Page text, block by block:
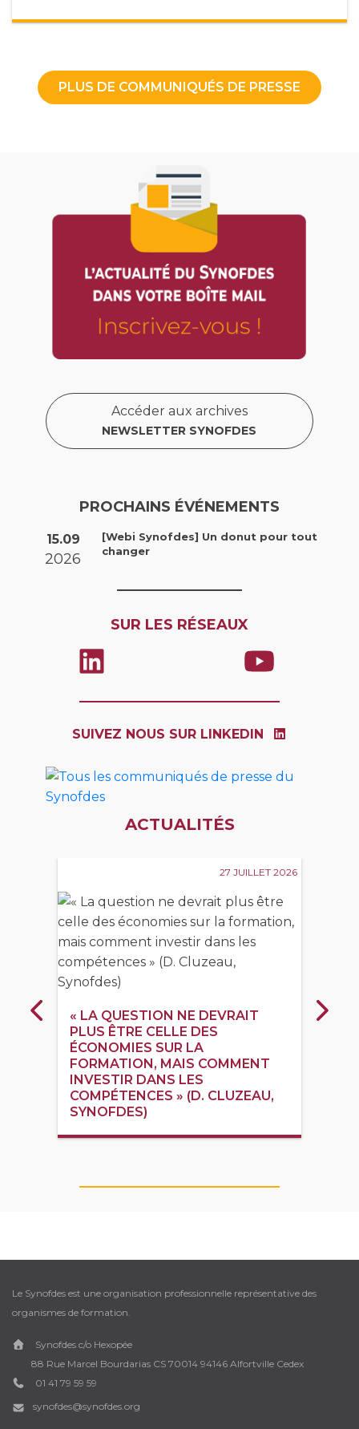
PLUS DE COMMUNIQUÉS DE PRESSE
Accéder aux archives
NEWSLETTER SYNOFDES
PROCHAINS ÉVÉNEMENTS
15.09
2026
[Webi Synofdes] Un donut pour tout
changer
SUR LES RÉSEAUX
SUIVEZ NOUS SUR LINKEDIN
ACTUALITÉS
27 JUILLET 2026
« LA QUESTION NE DEVRAIT
PLUS ÊTRE CELLE DES
ÉCONOMIES SUR LA
FORMATION, MAIS COMMENT
INVESTIR DANS LES
COMPÉTENCES » (D. CLUZEAU,
SYNOFDES)
Précédent
Le Synofdes est une organisation professionnelle représentative des
organismes de formation.
Synofdes c/o Hexopée
88 Rue Marcel Bourdarias CS 70014 94146 Alfortville Cedex
01 41 79 59 59
synofdes@synofdes.org